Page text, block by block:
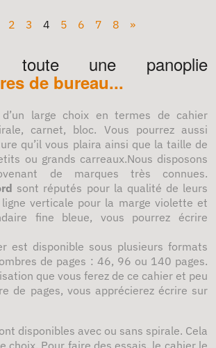
2 3 4 5 6 7 8 »
toute une panoplie
de bureau...
d’un large choix en termes de cahier
carnet, bloc. Vous pourrez aussi
qu’il vous plaira ainsi que la taille de
ou grands carreaux.Nous disposons
de marques très connues.
sont réputés pour la qualité de leurs
ligne verticale pour la marge violette et
fine bleue, vous pourrez écrire
est disponible sous plusieurs formats
de pages : 46, 96 ou 140 pages.
que vous ferez de ce cahier et peu
de pages, vous apprécierez écrire sur
disponibles avec ou sans spirale. Cela
choix. Pour faire des essais, le cahier le